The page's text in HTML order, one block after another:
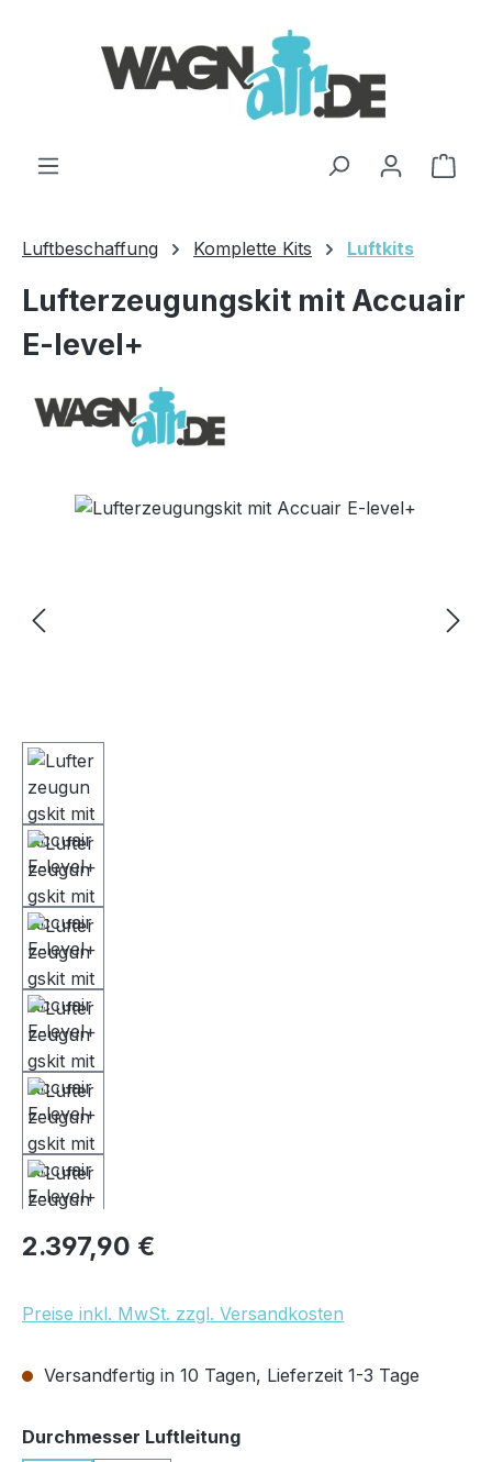
Luftbeschaffung Komplette Kits Luftkits
Lufterzeugungskit mit Accuair
E-level+
Bildergalerie überspringen
Regulärer Preis:
2.397,90 €
Preise inkl. MwSt. zzgl. Versandkosten
Versandfertig in 10 Tagen, Lieferzeit 1-3 Tage
Durchmesser Luftleitungauswählen